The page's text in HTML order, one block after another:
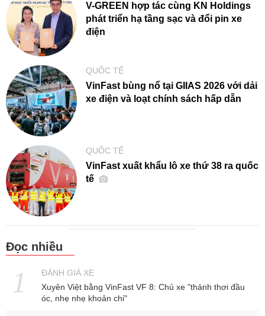
V-GREEN hợp tác cùng KN Holdings
phát triển hạ tầng sạc và đổi pin xe
điện
QUỐC TẾ
VinFast bùng nổ tại GIIAS 2026 với dải
xe điện và loạt chính sách hấp dẫn
QUỐC TẾ
VinFast xuất khẩu lô xe thứ 38 ra quốc
tế
Đọc nhiều
ĐÁNH GIÁ XE
Xuyên Việt bằng VinFast VF 8: Chủ xe "thảnh thơi đầu
óc, nhẹ nhẹ khoản chi"